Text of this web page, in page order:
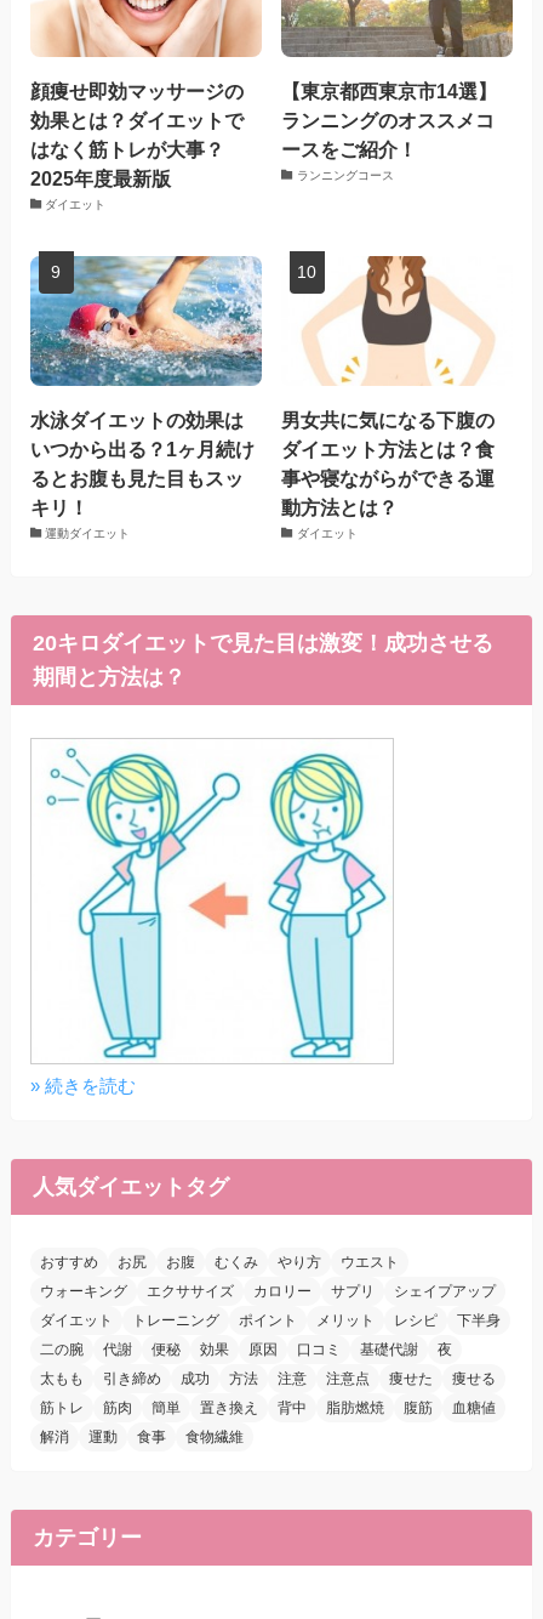
顔痩せ即効マッサージの
効果とは？ダイエットで
はなく筋トレが大事？
2025年度最新版
ダイエット
【東京都西東京市14選】
ランニングのオススメコ
ースをご紹介！
ランニングコース
水泳ダイエットの効果は
いつから出る？1ヶ月続け
るとお腹も見た目もスッ
キリ！
運動ダイエット
男女共に気になる下腹の
ダイエット方法とは？食
事や寝ながらができる運
動方法とは？
ダイエット
20キロダイエットで見た目は激変！成功させる
期間と方法は？
» 続きを読む
人気ダイエットタグ
おすすめ お尻 お腹 むくみ やり方
ウエスト
ウォーキング
エクササイズ カロリー サプリ
シェイプアップ
ダイエット
トレーニング ポイント メリット レシピ
下半身
二の腕
代謝 便秘 効果 原因 口コミ 基礎代謝
夜
太もも
引き締め 成功 方法 注意 注意点 痩せた
痩せる
筋トレ
筋肉 簡単 置き換え 背中 脂肪燃焼 腹筋
血糖値
解消
運動 食事 食物繊維
カテゴリー